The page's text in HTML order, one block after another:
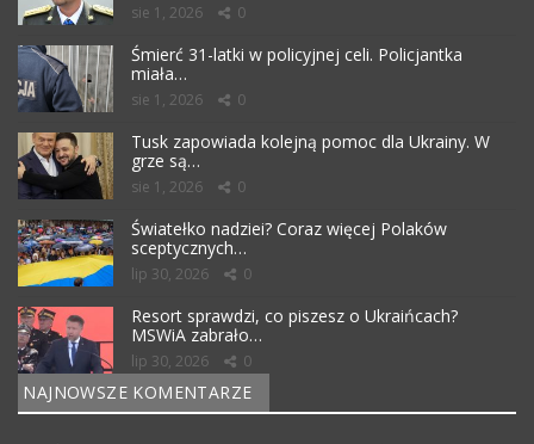
sie 1, 2026 0
Śmierć 31-latki w policyjnej celi. Policjantka
miała…
sie 1, 2026 0
Tusk zapowiada kolejną pomoc dla Ukrainy. W
grze są…
sie 1, 2026 0
Światełko nadziei? Coraz więcej Polaków
sceptycznych…
lip 30, 2026 0
Resort sprawdzi, co piszesz o Ukraińcach?
MSWiA zabrało…
lip 30, 2026 0
NAJNOWSZE KOMENTARZE